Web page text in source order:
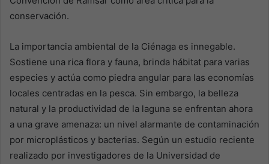
conservación.
La importancia ambiental de la Ciénaga es innegable.
Sostiene una rica flora y fauna, brinda hábitat para varias
especies y actúa como piedra angular para las economías
locales centradas en la pesca. Sin embargo, la belleza
natural y la productividad de la laguna se enfrentan ahora
a una grave amenaza: un nivel alarmante de contaminación
por microplásticos y bacterias. Según un estudio reciente
realizado por investigadores de la Universidad de